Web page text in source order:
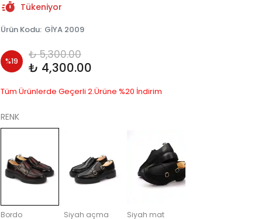
Tükeniyor
Ürün Kodu: GİYA 2009
%19 ₺ 5,300.00
₺ 4,300.00
Tüm Ürünlerde Geçerli 2.Ürüne %20 İndirim
RENK
Bordo Siyah açma Siyah mat